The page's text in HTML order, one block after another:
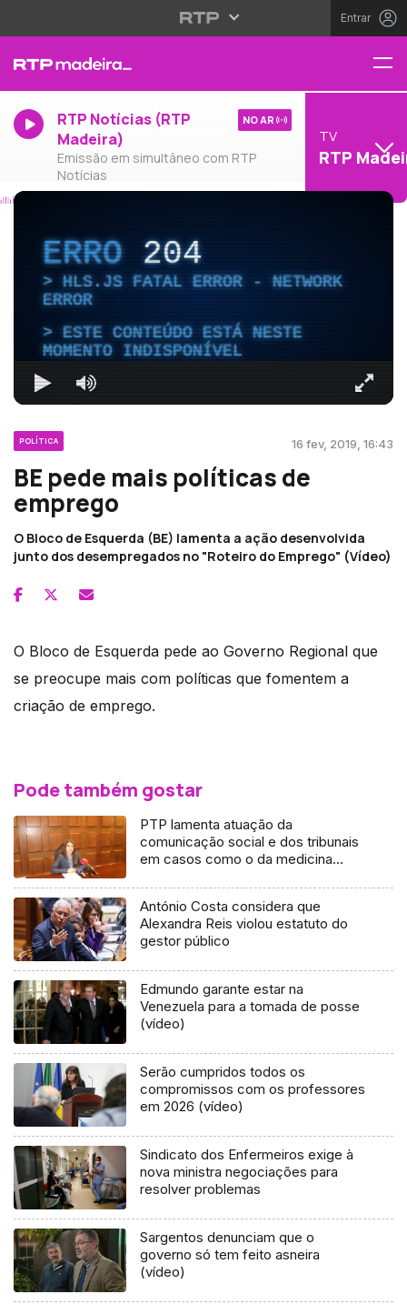
Entrar
RTP Notícias (RTP
Madeira)
Emissão em simultâneo com RTP
Notícias
NO AR
TV
RTP
ERRO204
HLS.JS FATAL ERROR - NETWORK
ERROR
ESTE CONTEÚDO ESTÁ NESTE
MOMENTO INDISPONÍVEL
POLÍTICA 16 fev, 2019, 16:43
BE pede mais políticas de
emprego
O Bloco de Esquerda (BE) lamenta a ação desenvolvida
junto dos desempregados no "Roteiro do Emprego" (Vídeo)
O Bloco de Esquerda pede ao Governo Regional que
se preocupe mais com políticas que fomentem a
criação de emprego.
Pode também gostar
PTP lamenta atuação da
comunicação social e dos tribunais
em casos como o da medicina
António Costa considera que
Alexandra Reis violou estatuto do
gestor público
Edmundo garante estar na
Venezuela para a tomada de posse
(vídeo)
Serão cumpridos todos os
compromissos com os professores
em 2026 (vídeo)
Sindicato dos Enfermeiros exige à
nova ministra negociações para
resolver problemas
Sargentos denunciam que o
governo só tem feito asneira
(vídeo)